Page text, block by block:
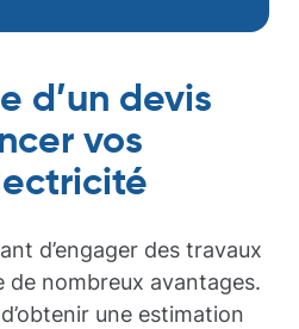
d’un devis
vos
d’engager des travaux
de nombreux avantages.
une estimation